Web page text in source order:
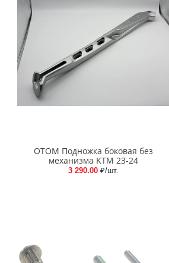
OTOM Подножка боковая без
механизма KTM 23-24
3 290.00 ₽/шт.